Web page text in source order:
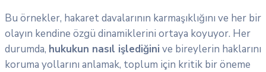
Bu örnekler, hakaret davalarının karmaşıklığını ve her bir
olayın kendine özgü dinamiklerini ortaya koyuyor. Her
durumda, hukukun nasıl işlediğini ve bireylerin haklarını
koruma yollarını anlamak, toplum için kritik bir öneme